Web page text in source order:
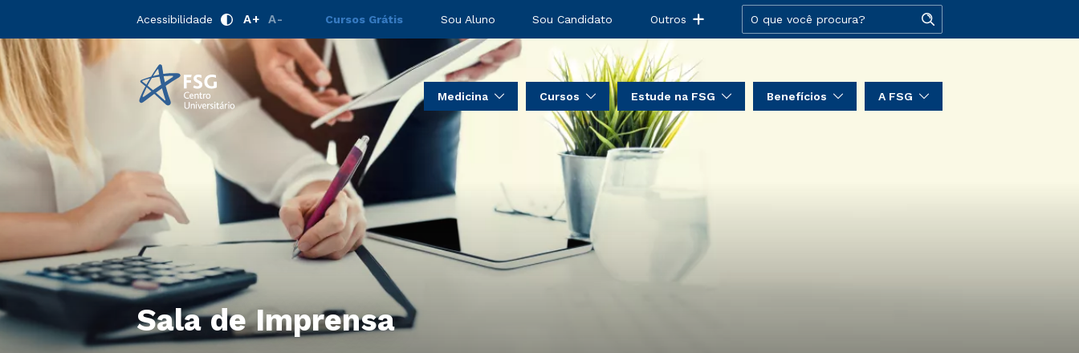
Acessibilidade A+ A- Cursos Grátis Sou Aluno Sou Candidato Outros
Medicina Cursos Estude na FSG Benefícios A FSG
Sala de Imprensa